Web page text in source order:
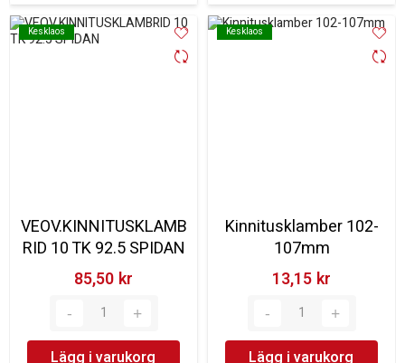
Kesklaos
Kesklaos
VEOV.KINNITUSKLAMB
RID 10 TK 92.5 SPIDAN
85,50 kr‎
Lägg i varukorg
Kesklaos
Kesklaos
Kinnitusklamber 102-
107mm
13,15 kr‎
Lägg i varukorg